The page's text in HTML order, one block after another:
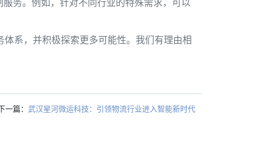
系，并积极探索更多可能性。我们有理由相
一篇： 武汉星河微运科技：引领物流行业进入智能新时代